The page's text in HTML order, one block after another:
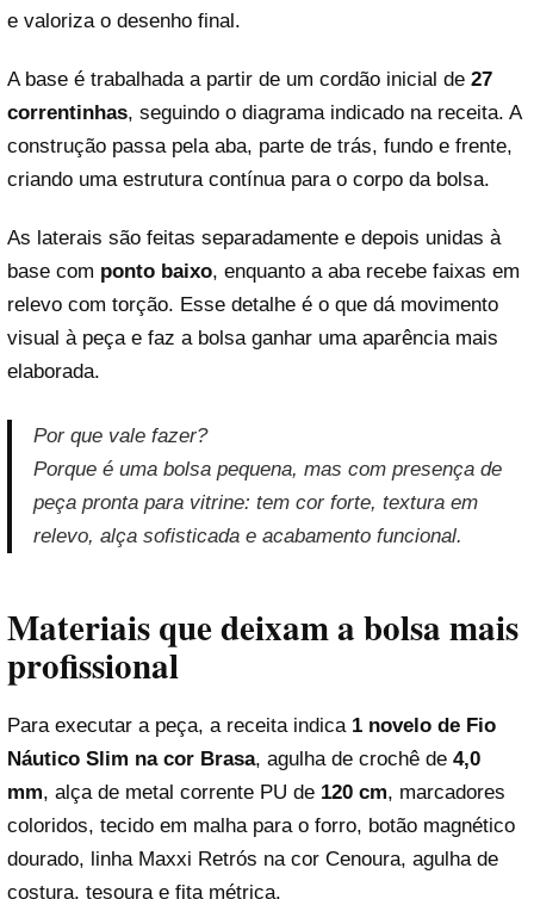
e valoriza o desenho final.
A base é trabalhada a partir de um cordão inicial de 27
correntinhas, seguindo o diagrama indicado na receita. A
construção passa pela aba, parte de trás, fundo e frente,
criando uma estrutura contínua para o corpo da bolsa.
As laterais são feitas separadamente e depois unidas à
base com ponto baixo, enquanto a aba recebe faixas em
relevo com torção. Esse detalhe é o que dá movimento
visual à peça e faz a bolsa ganhar uma aparência mais
elaborada.
Por que vale fazer?
Porque é uma bolsa pequena, mas com presença de
peça pronta para vitrine: tem cor forte, textura em
relevo, alça sofisticada e acabamento funcional.
Materiais que deixam a bolsa mais
profissional
Para executar a peça, a receita indica 1 novelo de Fio
Náutico Slim na cor Brasa, agulha de crochê de 4,0
mm, alça de metal corrente PU de 120 cm, marcadores
coloridos, tecido em malha para o forro, botão magnético
dourado, linha Maxxi Retrós na cor Cenoura, agulha de
costura, tesoura e fita métrica.